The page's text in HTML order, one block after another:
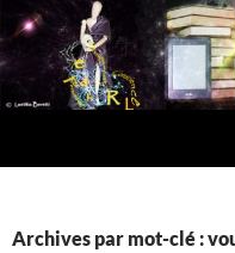
Aller
au
contenu
Archives par mot-clé :